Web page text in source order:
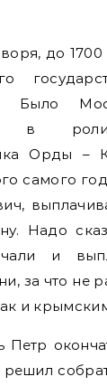
до
Было
в
Орды –
самого
Надо
и
за что не
и